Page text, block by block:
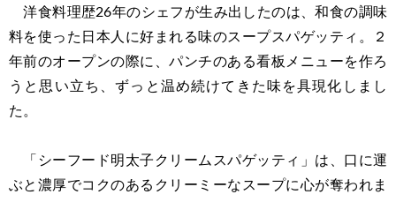
洋食料理歴26年のシェフが生み出したのは、和食の調味
料を使った日本人に好まれる味のスープスパゲッティ。２
年前のオープンの際に、パンチのある看板メニューを作ろ
うと思い立ち、ずっと温め続けてきた味を具現化しまし
た。
「シーフード明太子クリームスパゲッティ」は、口に運
ぶと濃厚でコクのあるクリーミーなスープに心が奪われま